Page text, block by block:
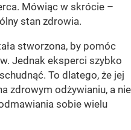
Mówiąc w skrócie –
stan zdrowia.
stworzona, by pomóc
Jednak eksperci szybko
To dlatego, że jej
zdrowym odżywianiu, a nie
sobie wielu